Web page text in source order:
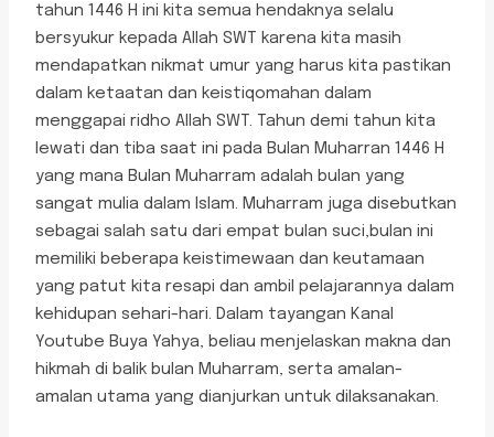
tahun 1446 H ini kita semua hendaknya selalu
bersyukur kepada Allah SWT karena kita masih
mendapatkan nikmat umur yang harus kita pastikan
dalam ketaatan dan keistiqomahan dalam
menggapai ridho Allah SWT. Tahun demi tahun kita
lewati dan tiba saat ini pada Bulan Muharran 1446 H
yang mana Bulan Muharram adalah bulan yang
sangat mulia dalam Islam. Muharram juga disebutkan
sebagai salah satu dari empat bulan suci,bulan ini
memiliki beberapa keistimewaan dan keutamaan
yang patut kita resapi dan ambil pelajarannya dalam
kehidupan sehari-hari. Dalam tayangan Kanal
Youtube Buya Yahya, beliau menjelaskan makna dan
hikmah di balik bulan Muharram, serta amalan-
amalan utama yang dianjurkan untuk dilaksanakan.